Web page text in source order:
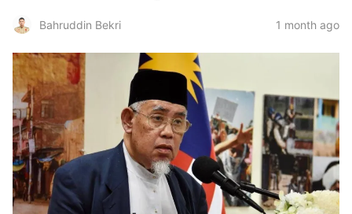
Bahruddin Bekri 1 month ago